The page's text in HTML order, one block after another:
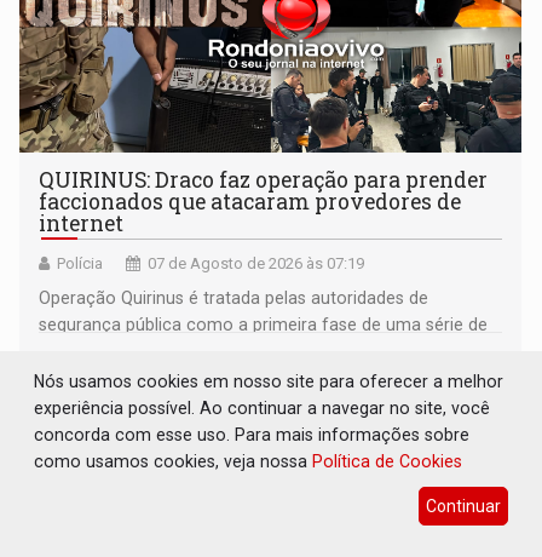
QUIRINUS: Draco faz operação para prender
faccionados que atacaram provedores de
internet
Polícia 07 de Agosto de 2026 às 07:19
Operação Quirinus é tratada pelas autoridades de
segurança pública como a primeira fase de uma série de
Nós usamos cookies em nosso site para oferecer a melhor
experiência possível. Ao continuar a navegar no site, você
concorda com esse uso. Para mais informações sobre
como usamos cookies, veja nossa Política de Cookies
Continuar